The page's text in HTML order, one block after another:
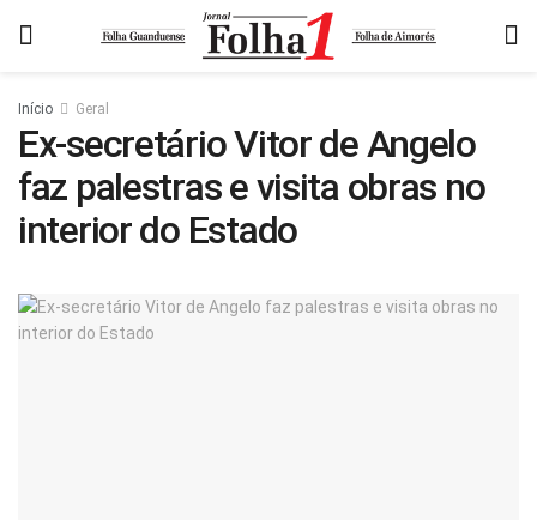
Início Geral
Ex-secretário Vitor de Angelo
faz palestras e visita obras no
interior do Estado